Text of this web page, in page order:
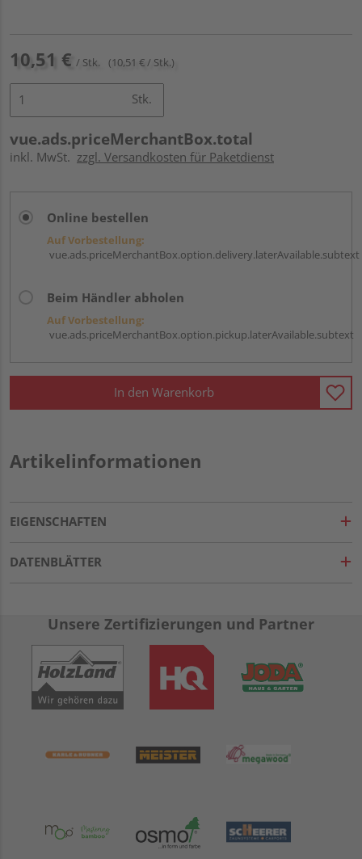
10,51 € / Stk. (10,51 € / Stk.)
Stk.
vue.ads.priceMerchantBox.total
inkl. MwSt. zzgl. Versandkosten für Paketdienst
Online bestellen
Auf Vorbestellung:
vue.ads.priceMerchantBox.option.delivery.laterAvailable.subtext
Beim Händler abholen
Auf Vorbestellung:
vue.ads.priceMerchantBox.option.pickup.laterAvailable.subtext
In den Warenkorb
Artikelinformationen
EIGENSCHAFTEN
DATENBLÄTTER
Unsere Zertifizierungen und Partner